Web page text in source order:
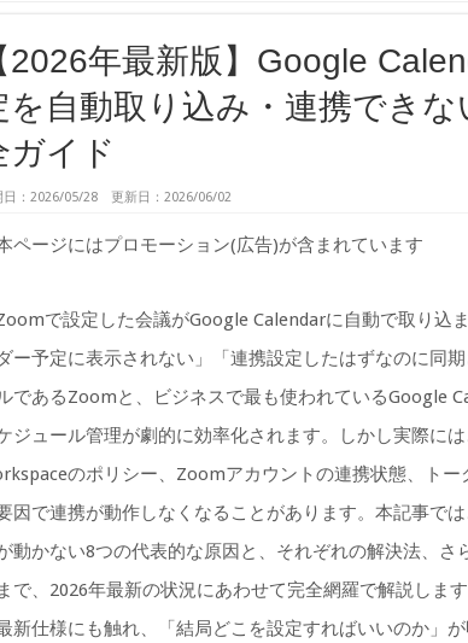
2026年最新版】Google
を自動取り込み・連携でき
ガイド
日：2026/05/28 更新日：2026/06/02
ページにはプロモーション(広告)が含まれています
Zoomで設定した会議がGoogle Calendarに自動で取り込
ー予定に表示されない」「連携設定したはずなのに同
であるZoomと、ビジネスで最も使われているGoogle
ジュール管理が劇的に効率化されます。しかし実際に
のポリシー、Zoomアカウントの連携状態、トー
因で連携が動作しなくなることがあります。本記事で
動かない8つの代表的な原因と、それぞれの解決法、さ
で、2026年最新の状況にあわせて完全網羅で解説しま
新仕様にも触れ、「結局どこを設定すればいいのか」